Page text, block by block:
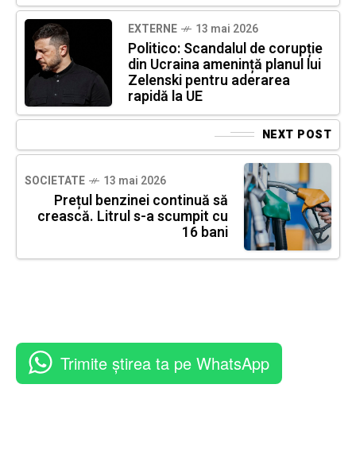
EXTERNE 13 mai 2026
Politico: Scandalul de corupție
din Ucraina amenință planul lui
Zelenski pentru aderarea
rapidă la UE
NEXT POST
SOCIETATE 13 mai 2026
Prețul benzinei continuă să
crească. Litrul s-a scumpit cu
16 bani
Trimite știrea ta pe WhatsApp